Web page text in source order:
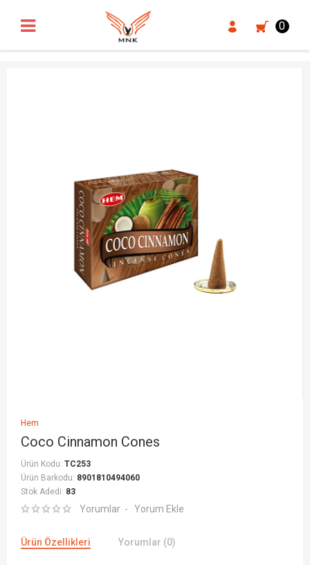
0
Hem
Coco Cinnamon Cones
Ürün Kodu: TC253
Ürün Barkodu: 8901810494060
Stok Adedi: 83
Yorumlar Yorum Ekle
Ürün Özellikleri Yorumlar (0)